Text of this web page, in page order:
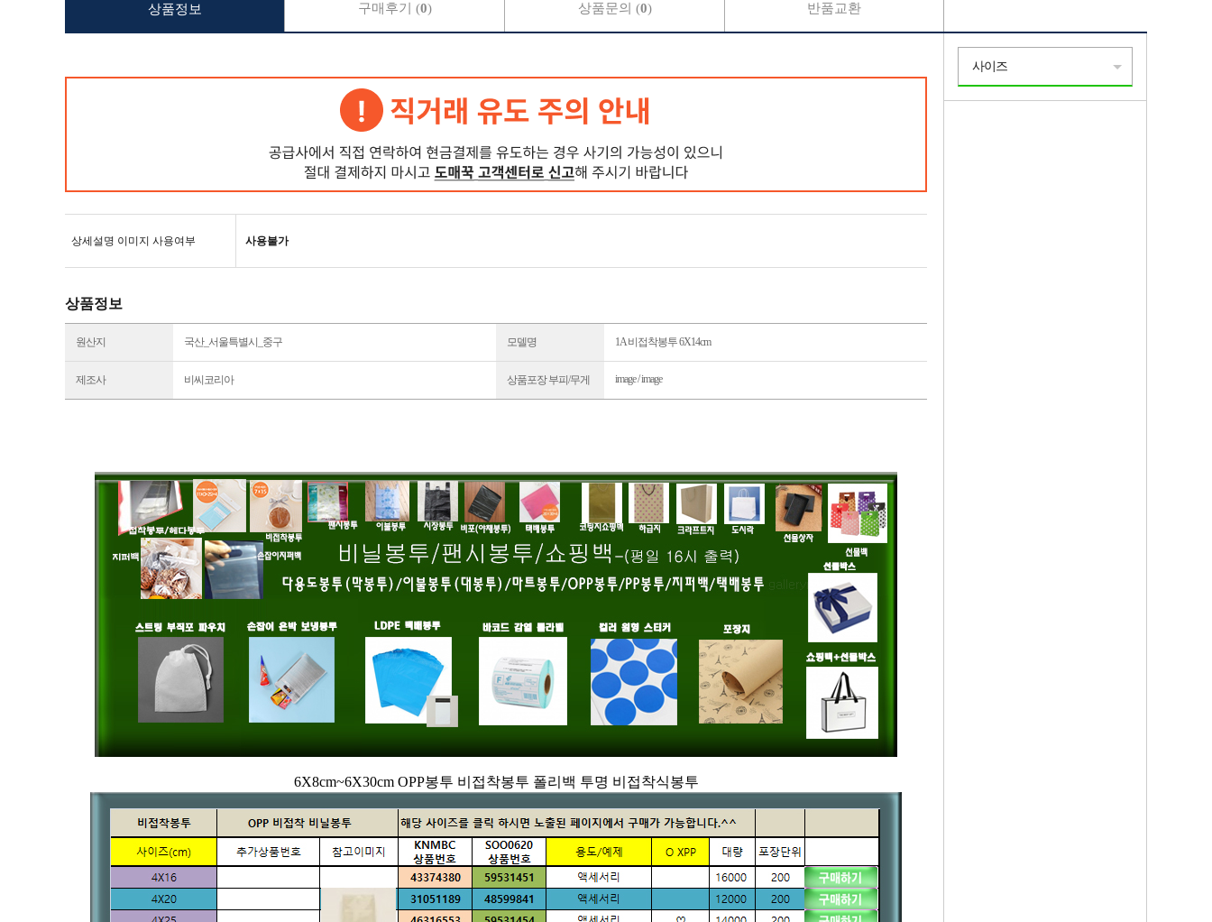
상세설명 이미지 사용여부 사용불가
상품정보
원산지 국산_서울특별시_중구 모델명 1A 비접착봉투 6X14cm
제조사 비씨코리아 상품포장 부피/무게 image / image
6X8cm~6X30cm OPP봉투 비접착봉투 폴리백 투명 비접착식봉투
상품정보 구매후기 (0) 상품문의 (0) 반품교환
사이즈